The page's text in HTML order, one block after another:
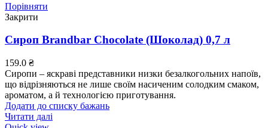
Порівняти
Закрити
Сироп Brandbar Chocolate (Шоколад) 0,7 л
159.0 ₴
Сиропи – яскраві представники низки безалкогольних напоїв,
що відрізняються не лише своїм насиченим солодким смаком,
ароматом, а й технологією приготування.
Додати до списку бажань
Читати далі